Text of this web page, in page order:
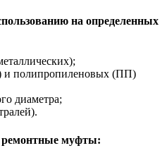
на определенных
полипропиленовых (ПП)
диаметра;
ремонтные муфты: